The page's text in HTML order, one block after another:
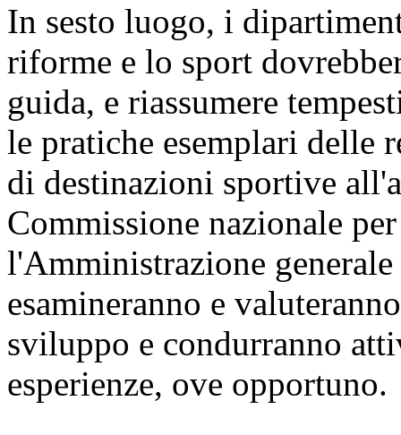
In sesto luogo, i
riforme e lo sport
guida, e riassumere
le pratiche esemplari delle
di destinazioni sportive
Commissione nazionale
l'Amministrazione
esamineranno e
sviluppo e condurranno
esperienze, ove opportuno.